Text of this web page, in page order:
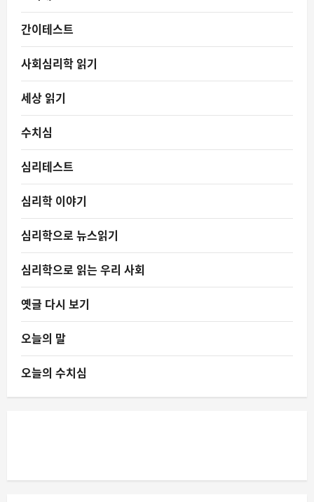
간이테스트
사회심리학 읽기
세상 읽기
수치심
심리테스트
심리학 이야기
심리학으로 뉴스읽기
심리학으로 읽는 우리 사회
옛글 다시 보기
오늘의 말
오늘의 수치심